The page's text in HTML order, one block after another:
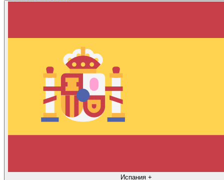
Испания +